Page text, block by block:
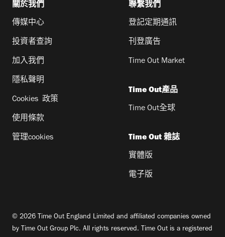
關於我們
傳媒中心
投資者查詢
加入我們
隱私聲明
Cookies 政策
使用條款
管理cookies
聯繫我們
登記定期通訊
刊登廣告
Time Out Market
Time Out產品
Time Out全球
Time Out 雜誌
實體版
電子版
© 2026 Time Out England Limited and affiliated companies owned
by Time Out Group Plc. All rights reserved. Time Out is a registered